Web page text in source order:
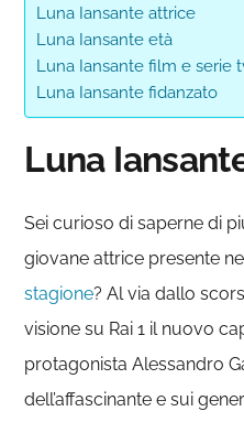
Luna Iansante attrice
Luna Iansante età
Luna Iansante film e serie
Luna Iansante fidanzato
Luna
Sei curioso di saperne di
giovane attrice presente
stagione? Al via dallo
visione su Rai 1 il nuovo
protagonista Alessandro
dell’affascinante e sui